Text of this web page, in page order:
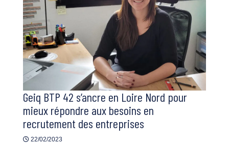
Geiq BTP 42 s’ancre en Loire Nord pour
mieux répondre aux besoins en
recrutement des entreprises
22/02/2023